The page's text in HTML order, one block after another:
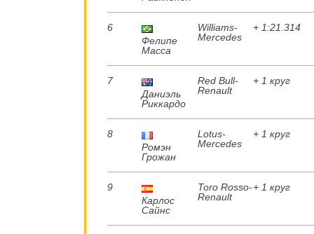
6
Фелипе
Масса
Williams-
Mercedes
+ 1:21.314
7
Даниэль
Риккардо
Red Bull-
Renault
+ 1 круг
8
Ромэн
Грожан
Lotus-
Mercedes
+ 1 круг
9
Карлос
Сайнс
Toro Rosso-
Renault
+ 1 круг